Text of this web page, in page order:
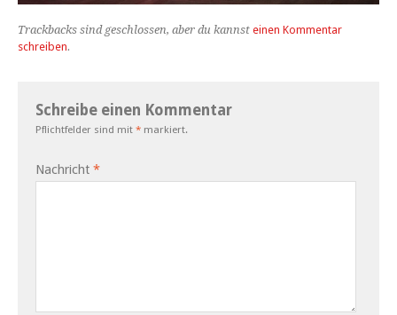
Trackbacks sind geschlossen, aber du kannst einen Kommentar
schreiben.
Schreibe einen Kommentar
Pflichtfelder sind mit * markiert.
Nachricht *